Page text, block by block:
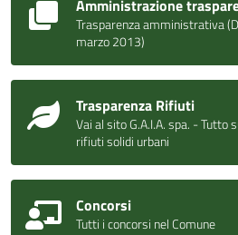
Amministrazione
Trasparenza amministrativa
marzo 2013)
Trasparenza Rifiuti
Vai al sito G.A.I.A. spa. - Tutto
rifiuti solidi urbani
Concorsi
Tutti i concorsi nel Comune